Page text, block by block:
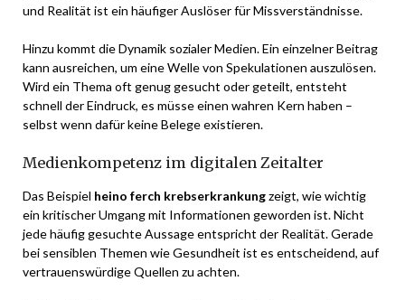
und Realität ist ein häufiger Auslöser für Missverständnisse.
Hinzu kommt die Dynamik sozialer Medien. Ein einzelner Beitrag
kann ausreichen, um eine Welle von Spekulationen auszulösen.
Wird ein Thema oft genug gesucht oder geteilt, entsteht
schnell der Eindruck, es müsse einen wahren Kern haben –
selbst wenn dafür keine Belege existieren.
Medienkompetenz im digitalen Zeitalter
Das Beispiel heino ferch krebserkrankungzeigt, wie wichtig
ein kritischer Umgang mit Informationen geworden ist. Nicht
jede häufig gesuchte Aussage entspricht der Realität. Gerade
bei sensiblen Themen wie Gesundheit ist es entscheidend, auf
vertrauenswürdige Quellen zu achten.